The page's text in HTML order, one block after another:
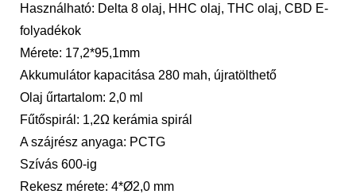
Használható: Delta 8 olaj, HHC olaj, THC olaj, CBD E-
folyadékok
Mérete: 17,2*95,1mm
Akkumulátor kapacitása 280 mah, újratölthető
Olaj űrtartalom: 2,0 ml
Fűtőspirál: 1,2Ω kerámia spirál
A szájrész anyaga: PCTG
Szívás 600-ig
Rekesz mérete: 4*Ø2,0 mm